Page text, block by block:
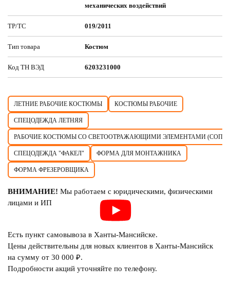
механических воздействий
ТР/ТС 019/2011
Тип товара Костюм
Код ТН ВЭД 6203231000
ЛЕТНИЕ РАБОЧИЕ КОСТЮМЫ КОСТЮМЫ РАБОЧИЕ
СПЕЦОДЕЖДА ЛЕТНЯЯ
РАБОЧИЕ КОСТЮМЫ СО СВЕТООТРАЖАЮЩИМИ ЭЛЕМЕНТАМИ (СОП)
СПЕЦОДЕЖДА "ФАКЕЛ" ФОРМА ДЛЯ МОНТАЖНИКА
ФОРМА ФРЕЗЕРОВЩИКА
ВНИМАНИЕ! Мы работаем с юридическими, физическими
лицами и ИП
Есть пункт самовывоза в Ханты-Мансийске.
Цены действительны для новых клиентов в Ханты-Мансийск
на сумму от 30 000 ₽.
Подробности акций уточняйте по телефону.